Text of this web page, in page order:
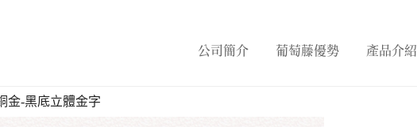
公司簡介 葡萄藤優勢 產品介紹
金-黑底立體金字